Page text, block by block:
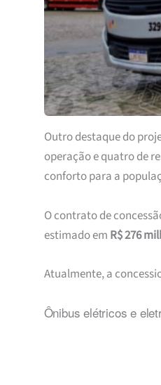
Outro destaque do
operação e quatro de
conforto para a
O contrato de
estimado em R$ 276
Atualmente, a
Ônibus elétricos e